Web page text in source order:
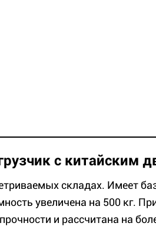
с китайским
складах. Имеет
увеличена на 500 кг.
и рассчитана на